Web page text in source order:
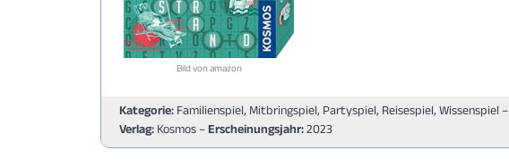
Bild von amazon
Kategorie: Familienspiel, Mitbringspiel, Partyspiel, Reisespiel, Wissenspiel –
Verlag: Kosmos – Erscheinungsjahr:2023